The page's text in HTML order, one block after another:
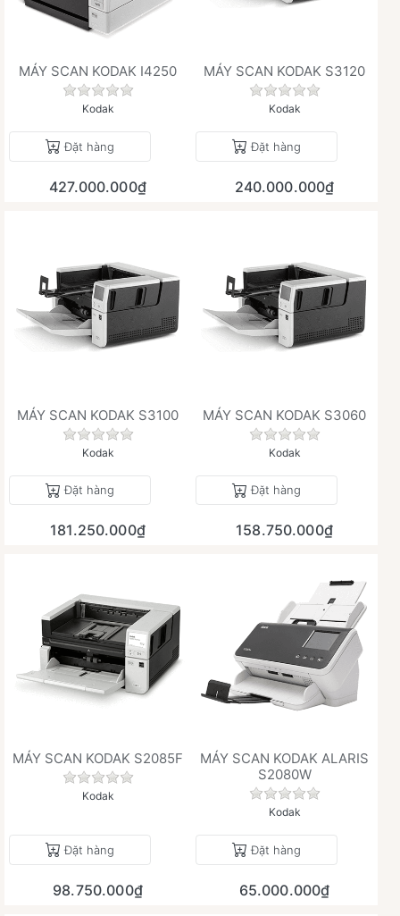
MÁY SCAN KODAK I4250
Chưa có đánh giá nào cho sản phẩm này.
Kodak
Đặt hàng
427.000.000₫
MÁY SCAN KODAK S3120
Chưa có đánh giá
Kodak
Đặt hàng
240.000.000₫
MÁY SCAN KODAK S3100
Chưa có đánh giá nào cho sản phẩm này.
Kodak
Đặt hàng
181.250.000₫
MÁY SCAN KODAK S3060
Chưa có đánh giá
Kodak
Đặt hàng
158.750.000₫
MÁY SCAN KODAK S2085F
Chưa có đánh giá nào cho sản phẩm này.
Kodak
Đặt hàng
98.750.000₫
MÁY SCAN KODAK ALARIS
S2080W
Chưa có đánh giá
Kodak
Đặt hàng
65.000.000₫